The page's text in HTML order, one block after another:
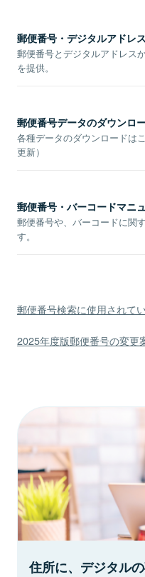
郵便番号・デジタルアドレ
郵便番号とデジタルアドレス
を提供。
郵便番号データのダウンロ
各種データのダウンロードは
更新）
郵便番号・バーコードマニ
郵便番号や、バーコードに関
す。
郵便番号検索に使用されて
2025年度版郵便番号の変更
住所に、デジタルの